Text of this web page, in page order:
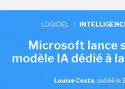
LOGICIEL /
Microsoft lance
modèle IA dédié à
Louise Costa, publié le